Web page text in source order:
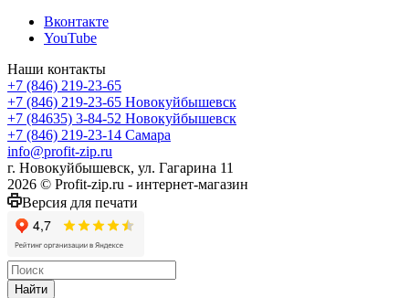
Вконтакте
YouTube
Наши контакты
+7 (846) 219-23-65
+7 (846) 219-23-65 Новокуйбышевск
+7 (84635) 3-84-52 Новокуйбышевск
+7 (846) 219-23-14 Самара
info@profit-zip.ru
г. Новокуйбышевск, ул. Гагарина 11
2026 © Profit-zip.ru - интернет-магазин
Версия для печати
Найти